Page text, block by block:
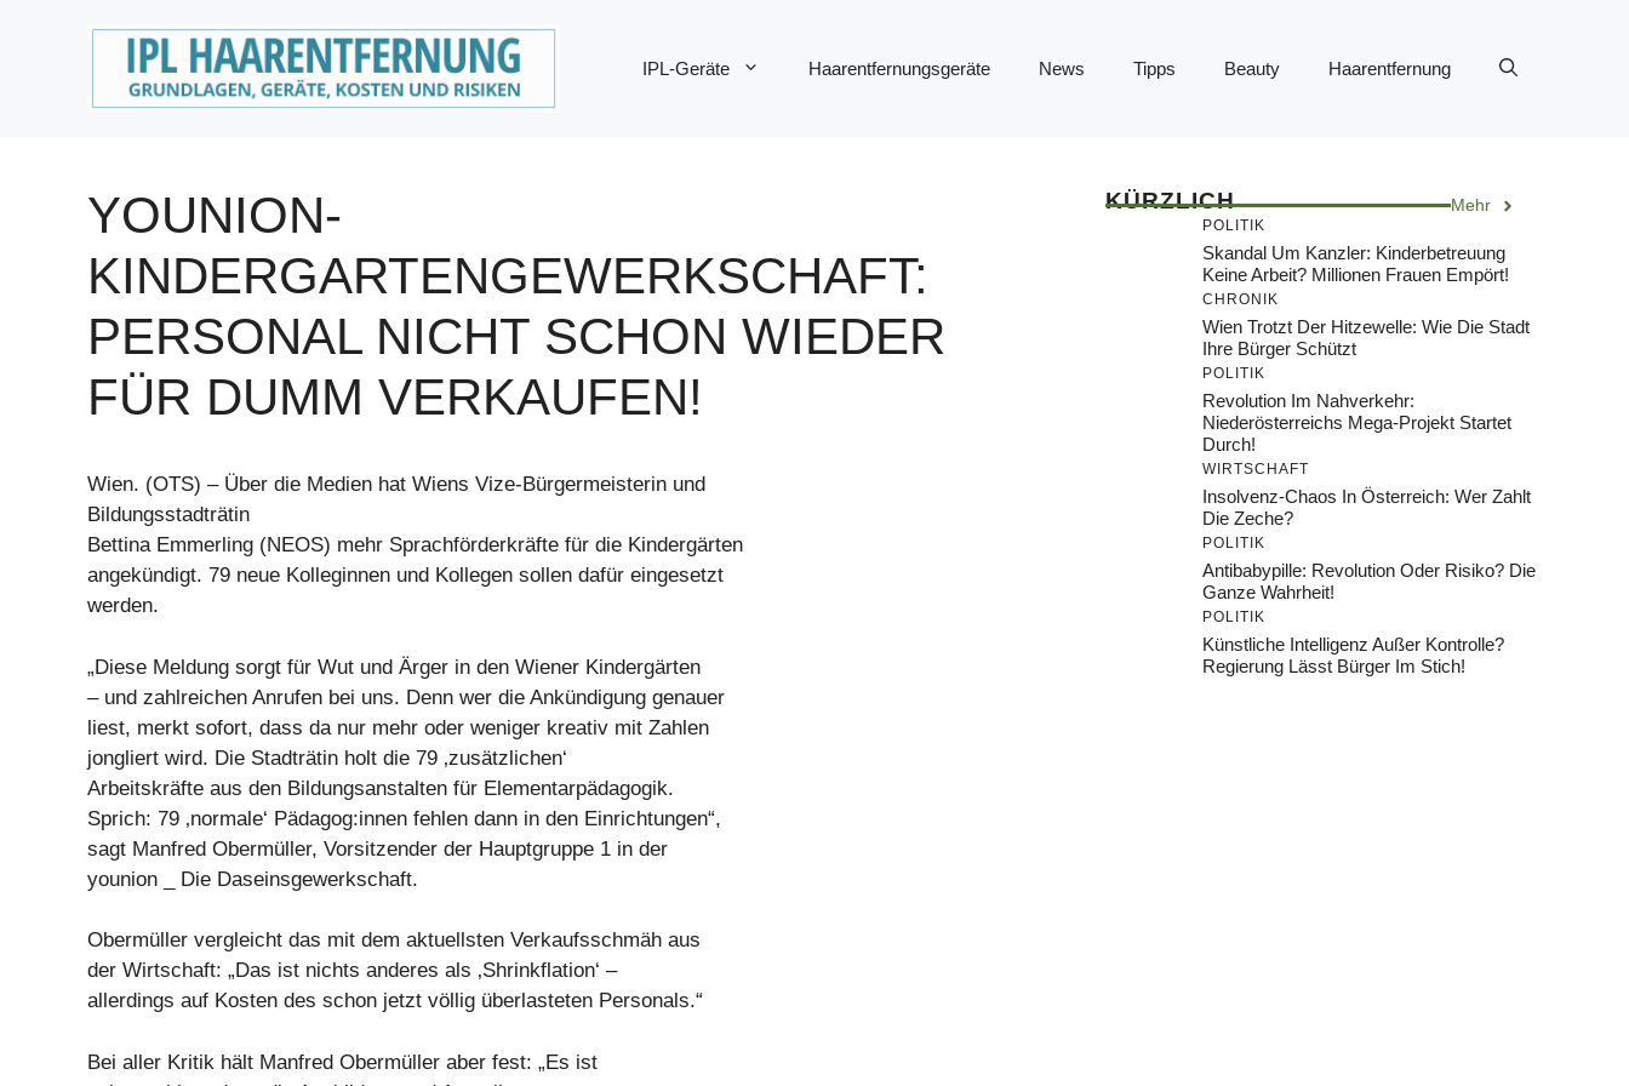
IPL-Geräte Haarentfernungsgeräte News Tipps Beauty Haarentfernung
YOUNION-
KINDERGARTENGEWERKSCHAFT:
PERSONAL NICHT SCHON WIEDER
FÜR DUMM VERKAUFEN!
Wien. (OTS) – Über die Medien hat Wiens Vize-Bürgermeisterin und
Bildungsstadträtin
Bettina Emmerling (NEOS) mehr Sprachförderkräfte für die Kindergärten
angekündigt. 79 neue Kolleginnen und Kollegen sollen dafür eingesetzt
werden.
„Diese Meldung sorgt für Wut und Ärger in den Wiener Kindergärten
– und zahlreichen Anrufen bei uns. Denn wer die Ankündigung genauer
liest, merkt sofort, dass da nur mehr oder weniger kreativ mit Zahlen
jongliert wird. Die Stadträtin holt die 79 ‚zusätzlichen‘
Arbeitskräfte aus den Bildungsanstalten für Elementarpädagogik.
Sprich: 79 ‚normale‘ Pädagog:innen fehlen dann in den Einrichtungen“,
sagt Manfred Obermüller, Vorsitzender der Hauptgruppe 1 in der
younion _ Die Daseinsgewerkschaft.
Obermüller vergleicht das mit dem aktuellsten Verkaufsschmäh aus
der Wirtschaft: „Das ist nichts anderes als ‚Shrinkflation‘ –
allerdings auf Kosten des schon jetzt völlig überlasteten Personals.“
Bei aller Kritik hält Manfred Obermüller aber fest: „Es ist
KÜRZLICH Mehr
POLITIK
Skandal Um Kanzler: Kinderbetreuung
Keine Arbeit? Millionen Frauen Empört!
CHRONIK
Wien Trotzt Der Hitzewelle: Wie Die Stadt
Ihre Bürger Schützt
POLITIK
Revolution Im Nahverkehr:
Niederösterreichs Mega-Projekt Startet
Durch!
WIRTSCHAFT
Insolvenz-Chaos In Österreich: Wer Zahlt
Die Zeche?
POLITIK
Antibabypille: Revolution Oder Risiko? Die
Ganze Wahrheit!
POLITIK
Künstliche Intelligenz Außer Kontrolle?
Regierung Lässt Bürger Im Stich!